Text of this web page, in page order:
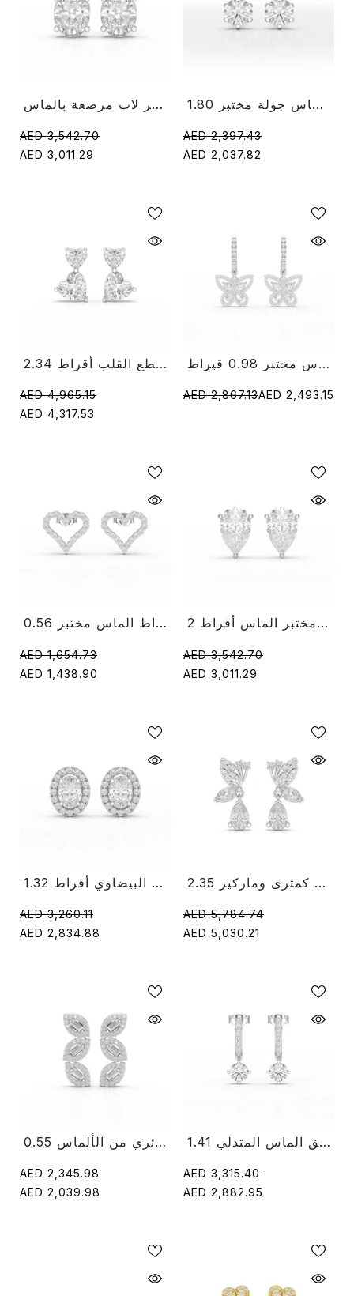
زوجان بيضاويان من أقراط سوليتير لاب مرصعة بالماس
AED 3,542.70
AED 3,011.29
1.80 قيراط أقراط الماس جولة مختبر
AED 2,397.43
AED 2,037.82
2.34 قيراط مختبر الماس قطع القلب أقراط
AED 4,965.15
AED 4,317.53
أقراط متدلية من الألماس مختبر 0.98 قيراط
AED 2,867.13AED 2,493.15
0.56 قيراط على شكل قلب أقراط الماس مختبر
AED 1,654.73
AED 1,438.90
2 قيراط على شكل كمثرى مختبر الماس أقراط
AED 3,542.70
AED 3,011.29
1.32 قيراط مختبر قطع الماس البيضاوي أقراط
AED 3,260.11
AED 2,834.88
2.35 قيراط حلق من الألماس على شكل كمثرى وماركيز
AED 5,784.74
AED 5,030.21
0.55 قيراط باغيت وحلق دائري من الألماس
AED 2,345.98
AED 2,039.98
1.41 قيراط حلق الماس المتدلي
AED 3,315.40
AED 2,882.95